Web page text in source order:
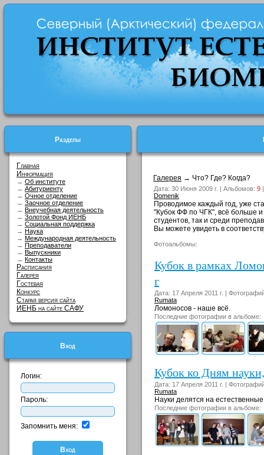
Разделы
Главная
Информация
→ Об институте
→ Абитуриенту
→ Очное отделение
→ Заочное отделение
→ Внеучебная деятельность
→ Золотой Фонд ИЕНБ
→ Социальная поддержка
→ Наука
→ Международная деятельность
→ Преподаватели
→ Выпускники
→ Контакты
Расписания
Галерея
Гостевая
Конкурс
Старая версия сайта
ИЕНБ на сайте САФУ
Вход
Логин:
Пароль:
Запомнить меня:
Галерея → Что? Где? Когда?
Дата: 30 Июня 2009 г. | Альбомов: 9
Domenik
Проводимое каждый год, уже
"Кубок ФФ по ЧГК", всё больше
студентов, так и среди
Вы можете увидеть в
Фотоальбомы:
Кубок в рамках
г
Дата: 17 Апреля 2011 г. |
Rumata
Ломоносов - наше всё.
Последние фотографии в альбоме:
Кубок ко Дням
Дата: 17 Апреля 2011 г. |
Rumata
Науки делятся на
Последние фотографии в альбоме: